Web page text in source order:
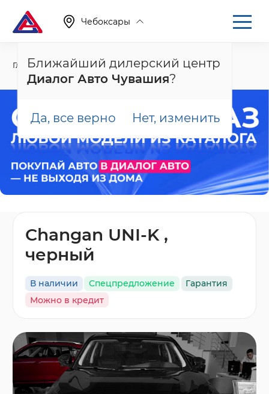
Чебоксары
Ближайший дилерский центр
Диалог Авто Чувашия?
Да, все верно Нет, изменить
Главная Каталог Новые автомобили UNI-K
Changan UNI-K ,
черный
В наличии Спецпредложение
Гарантия
Можно в кредит